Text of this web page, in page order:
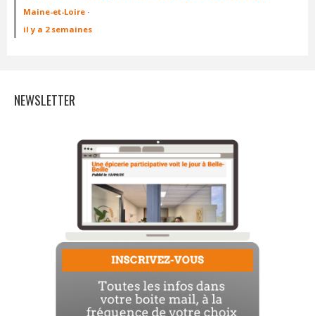
Maine-et-Loire ·
il y a 2 semaines
NEWSLETTER